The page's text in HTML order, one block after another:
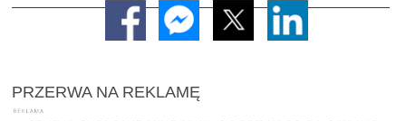
PRZERWA NA REKLAMĘ